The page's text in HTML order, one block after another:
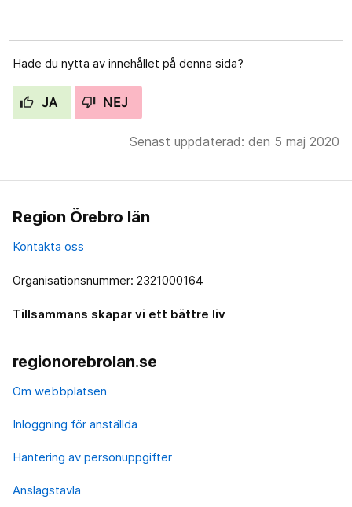
Hade du nytta av innehållet på denna sida?
JA NEJ
Senast uppdaterad: den 5 maj 2020
Region Örebro län
Kontakta oss
Organisationsnummer: 2321000164
Tillsammans skapar vi ett bättre liv
regionorebrolan.se
Om webbplatsen
Inloggning för anställda
Hantering av personuppgifter
Anslagstavla